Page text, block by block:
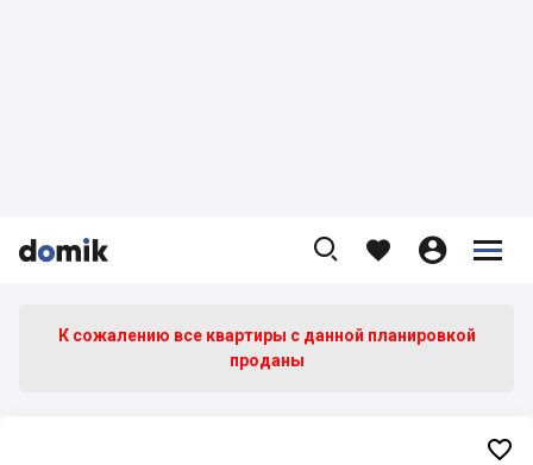


    


К сожалению все квартиры c данной планировкой
проданы
